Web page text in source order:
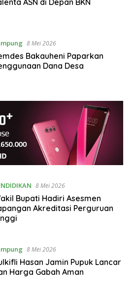
ASN di Depan BKN
8 Mei 2026
Bakauheni Paparkan
Dana Desa
8 Mei 2026
Bupati Hadiri Asesmen
Akreditasi Perguruan
8 Mei 2026
Hasan Jamin Pupuk Lancar
Harga Gabah Aman